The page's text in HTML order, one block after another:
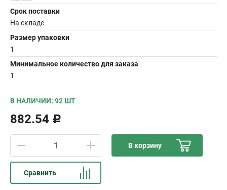
Срок поставки
На складе
Размер упаковки
1
Минимальное количество для заказа
1
В НАЛИЧИИ: 92 ШТ
882.54 Р
В корзину
Сравнить